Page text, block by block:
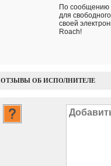
По сообщению
для
своей
Roach!
ОТЗЫВЫ ОБ ИСПОЛНИТЕЛЕ